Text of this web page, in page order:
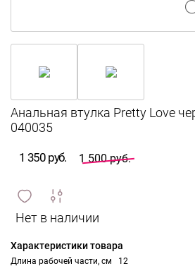
1 350 руб. 1 500 руб.
и
сравнить
ИЗБРАННОЕ
Характеристики товара
Длина рабочей части, см 12